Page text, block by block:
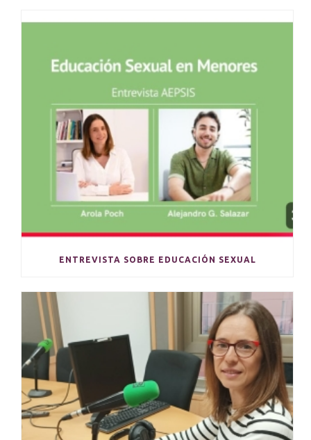
ENTREVISTA SOBRE EDUCACIÓN SEXUAL